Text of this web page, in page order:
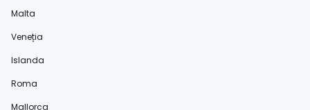
Malta
Veneția
Islanda
Roma
Mallorca